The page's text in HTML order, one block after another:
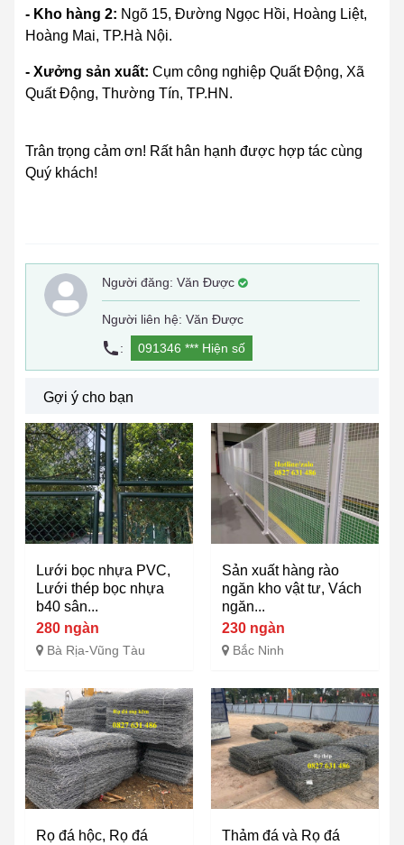
- Kho hàng 2: Ngõ 15, Đường Ngọc Hồi, Hoàng Liệt,
Hoàng Mai, TP.Hà Nội.
- Xưởng sản xuất: Cụm công nghiệp Quất Động, Xã
Quất Động, Thường Tín, TP.HN.
Trân trọng cảm ơn! Rất hân hạnh được hợp tác cùng
Quý khách!
Người đăng: Văn Được
Người liên hệ: Văn Được
:
091346 *** Hiện số
Gợi ý cho bạn
Lưới bọc nhựa PVC,
Lưới thép bọc nhựa
b40 sân...
280 ngàn
Bà Rịa-Vũng Tàu
Sản xuất hàng rào
ngăn kho vật tư, Vách
ngăn...
230 ngàn
Bắc Ninh
Rọ đá hộc, Rọ đá
Thảm đá và Rọ đá